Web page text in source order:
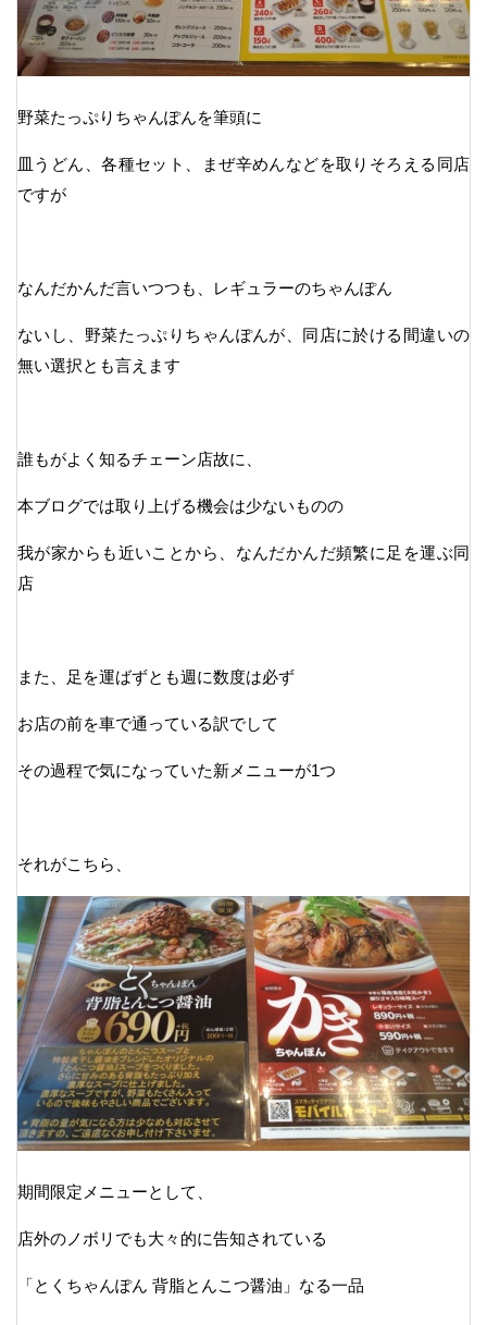
野菜たっぷりちゃんぽんを筆頭に
皿うどん、各種セット、まぜ辛めんなどを取りそろえる同店
ですが
なんだかんだ言いつつも、レギュラーのちゃんぽん
ないし、野菜たっぷりちゃんぽんが、同店に於ける間違いの
無い選択とも言えます
誰もがよく知るチェーン店故に、
本ブログでは取り上げる機会は少ないものの
我が家からも近いことから、なんだかんだ頻繁に足を運ぶ同
店
また、足を運ばずとも週に数度は必ず
お店の前を車で通っている訳でして
その過程で気になっていた新メニューが1つ
それがこちら、
期間限定メニューとして、
店外のノボリでも大々的に告知されている
「とくちゃんぽん 背脂とんこつ醤油」なる一品